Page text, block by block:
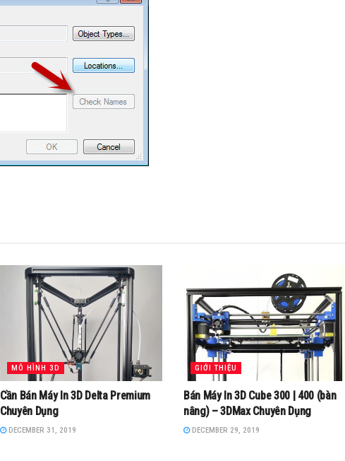
MÔ HÌNH 3D
Cần Bán Máy In 3D Delta Premium
Chuyên Dụng
DECEMBER 31, 2019
GIỚI THIỆU
Bán Máy In 3D Cube 300 | 400 (bàn
nâng) – 3DMax Chuyên Dụng
DECEMBER 29, 2019